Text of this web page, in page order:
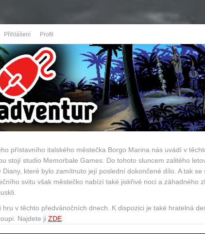
Přihlášení Profil
přístavního italského městečka Borgo Marina nás uvádí v
stojí studio Memorbale Games. Do tohoto sluncem zalitého
Diany, které bylo zamítnuto její poslední dokončené dílo. A tak
svitu však městečko nabízí také jiskřivé noci a záhadného
hru v těchto předvánočních dnech. K dispozici je také hratelná
Najdete ji ZDE